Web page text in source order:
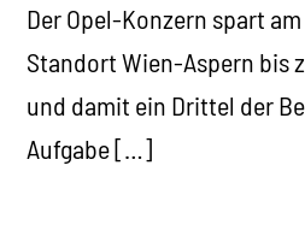
Der Opel-Konzern spart
Standort Wien-Aspern bis
und damit ein Drittel der
Aufgabe […]